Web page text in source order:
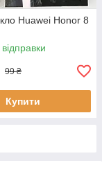
Huawei Honor 8
99 ₴
Купити